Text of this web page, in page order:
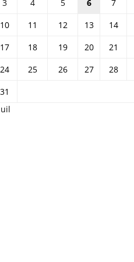
3 4 5 6 7
10
11 12 13 14
17
18 19 20 21
24
25 26 27 28
31